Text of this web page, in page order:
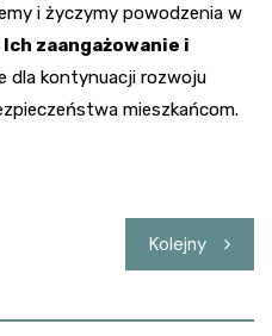
i życzymy powodzenia w
Ich zaangażowanie i
dla kontynuacji rozwoju
mieszkańcom.
Kolejny